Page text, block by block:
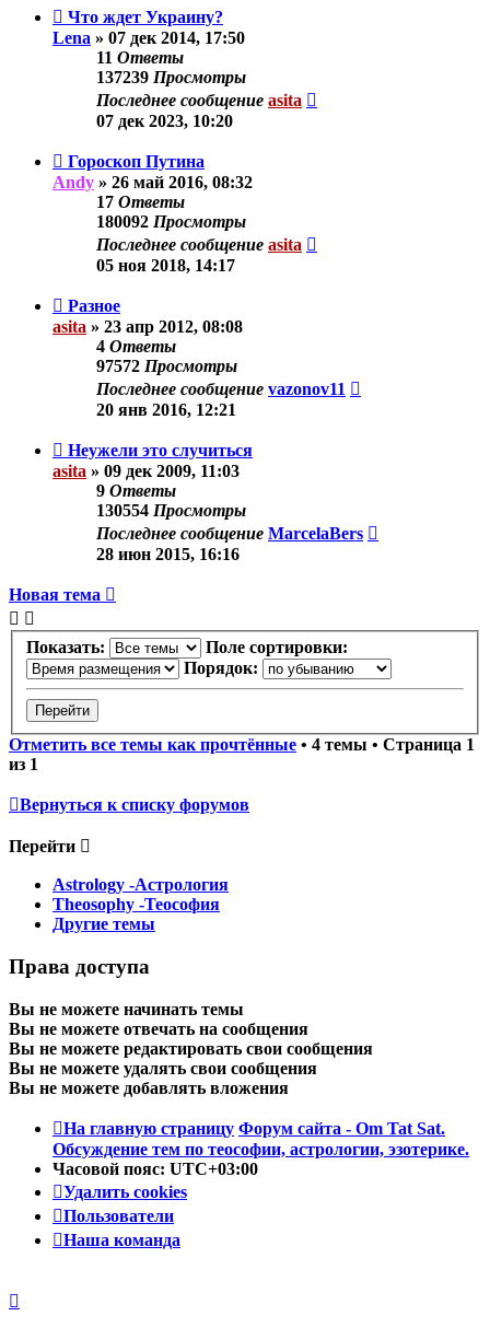
Что ждет Украину?
Lena » 07 дек 2014, 17:50
11 Ответы
137239 Просмотры
Последнее сообщение asita
07 дек 2023, 10:20
Гороскоп Путина
Andy » 26 май 2016, 08:32
17 Ответы
180092 Просмотры
Последнее сообщение asita
05 ноя 2018, 14:17
Разное
asita » 23 апр 2012, 08:08
4 Ответы
97572 Просмотры
Последнее сообщение vazonov11
20 янв 2016, 12:21
Неужели это случиться
asita » 09 дек 2009, 11:03
9 Ответы
130554 Просмотры
Последнее сообщение MarcelaBers
28 июн 2015, 16:16
Новая тема
Показать:
Поле сортировки:
Порядок:
Отметить все темы как прочтённые • 4 темы • Страница 1
из 1
Вернуться к списку форумов
Перейти
Astrology -Астрология
Theosophy -Теософия
Другие темы
Права доступа
Вы не можете начинать темы
Вы не можете отвечать на сообщения
Вы не можете редактировать свои сообщения
Вы не можете удалять свои сообщения
Вы не можете добавлять вложения
На главную страницу Форум сайта - Om Tat Sat.
Обсуждение тем по теософии, астрологии, эзотерике.
Часовой пояс: UTC+03:00
Удалить cookies
Пользователи
Наша команда